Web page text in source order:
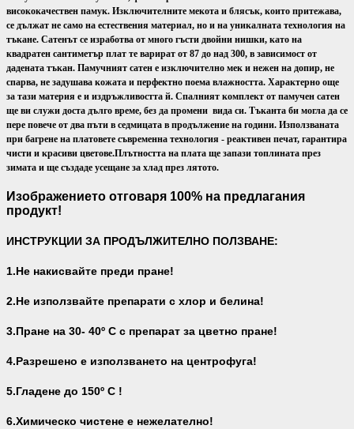
висококачествен памук. Изключителните мекота и блясък, които притежава,
се дължат не само на естествения материал, но и на уникалната технология на
тъкане. Сатенът се изработва от много гъсти двойни нишки, като на
квадратен сантиметър плат те варират от 87 до над 300, в зависимост от
дадената тъкан. Памучният сатен е изключително мек и нежен на допир, не
спарва, не задушава кожата и перфектно поема влажността. Характерно още
за тази материя е и издръжливостта й. Спалният комплект от памучен сатен
ще ви служи доста дълго време, без да промени вида си. Тъканта би могла да се
пере повече от два пъти в седмицата в продължение на години. Използваната
при багрене на платовете съвременна технология - реактивен печат, гарантира
чисти и красиви цветове.Плътността на плата ще запази топлината през
зимата и ще създаде усещане за хлад през лятото.
Изображението отговаря 100% на предлагания
продукт!
ИНСТРУКЦИИ ЗА ПРОДЪЛЖИТЕЛНО ПОЛЗВАНЕ:
1.Не накисвайте преди пране!
2.Не използвайте препарати с хлор и белина!
3.Пране на 30- 40º С с препарат за цветно пране!
4.Разрешено е използването на центрофуга!
5.Гладене до 150º С !
6.Химическо чистене е нежелателно!